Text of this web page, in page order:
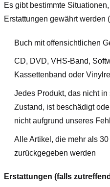
Es gibt bestimmte
Erstattungen gewährt werden
Buch mit offensichtlichen
CD, DVD, VHS-Band,
Kassettenband oder
Jedes Produkt, das nicht
Zustand, ist beschädigt
nicht aufgrund unseres
Alle Artikel, die mehr als
zurückgegeben werden
Erstattungen (falls